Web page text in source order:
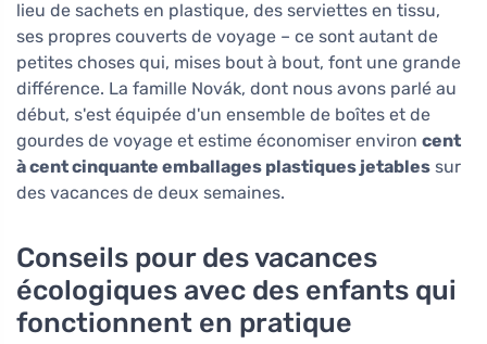
lieu de sachets en plastique, des serviettes en tissu,
ses propres couverts de voyage – ce sont autant de
petites choses qui, mises bout à bout, font une grande
différence. La famille Novák, dont nous avons parlé au
début, s'est équipée d'un ensemble de boîtes et de
gourdes de voyage et estime économiser environ cent
à cent cinquante emballages plastiques jetables sur
des vacances de deux semaines.
Conseils pour des vacances
écologiques avec des enfants qui
fonctionnent en pratique